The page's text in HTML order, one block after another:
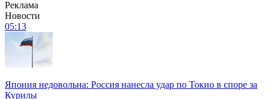
Реклама
Новости
05:13
Япония недовольна: Россия нанесла удар по Токио в споре за
Курилы